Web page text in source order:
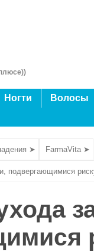
Ногти
Волосы
➤ FarmaVita ➤
подвергающимися